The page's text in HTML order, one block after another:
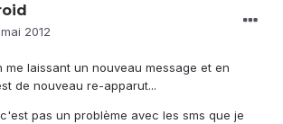
2012
laissant un nouveau message et en
de nouveau re-apparut...
pas un problème avec les sms que je